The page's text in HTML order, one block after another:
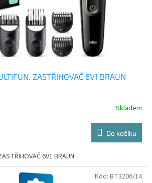
ZASTŘIHOVAČ 6V1 BRAUN
Skladem
Do košíku
6V1 BRAUN
Kód: BT3206/14